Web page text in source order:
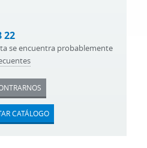
22
se encuentra probablemente
CATÁLOGO